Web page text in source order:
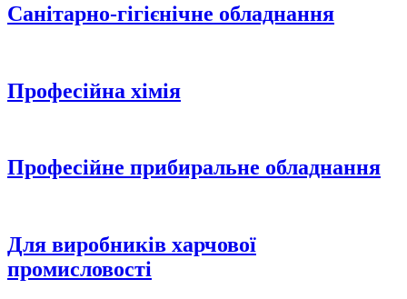
Санітарно-гігієнічне обладнання
Професійна хімія
Професійне прибиральне обладнання
Для виробників харчової
промисловості